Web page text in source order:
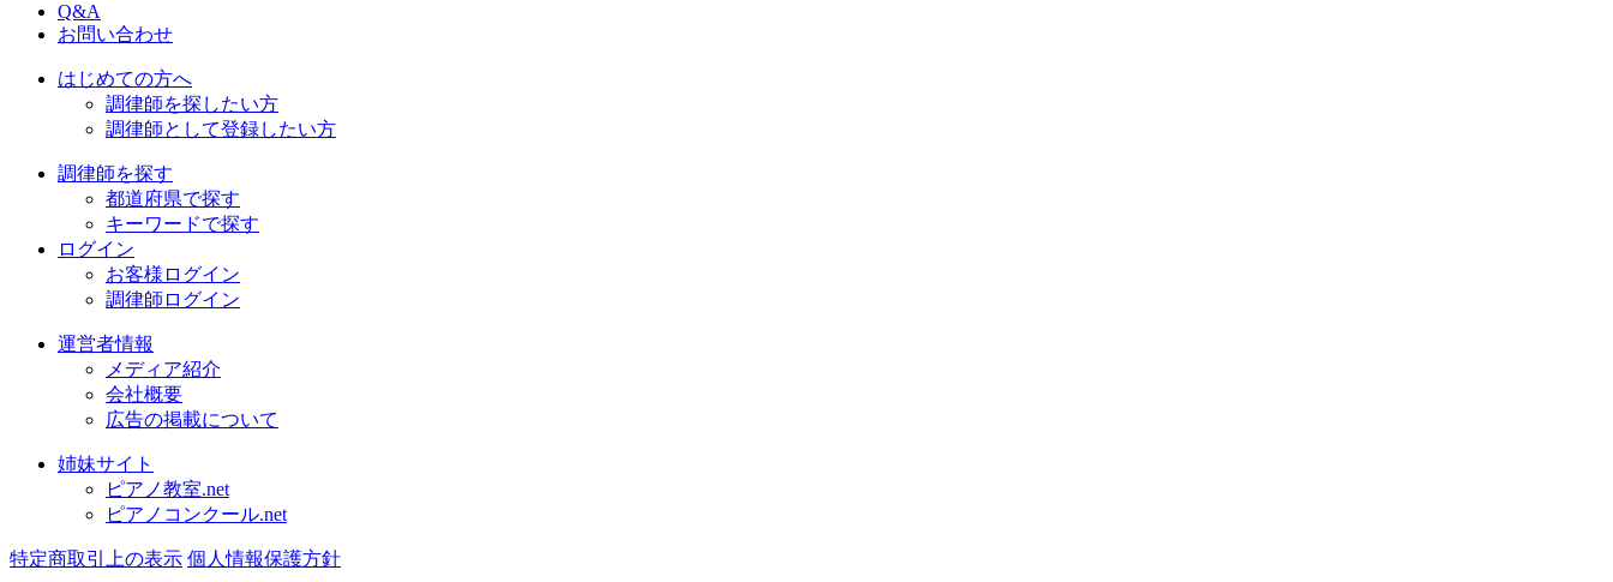
Q&A
お問い合わせ
はじめての方へ
調律師を探したい方
調律師として登録したい方
調律師を探す
都道府県で探す
キーワードで探す
ログイン
お客様ログイン
調律師ログイン
運営者情報
メディア紹介
会社概要
広告の掲載について
姉妹サイト
ピアノ教室.net
ピアノコンクール.net
特定商取引上の表示 個人情報保護方針